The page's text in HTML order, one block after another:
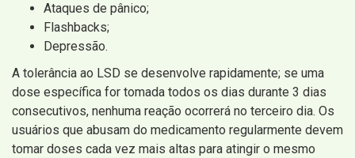
Ataques de pânico;
Flashbacks;
Depressão.
A tolerância ao LSD se desenvolve rapidamente; se uma
dose específica for tomada todos os dias durante 3 dias
consecutivos, nenhuma reação ocorrerá no terceiro dia. Os
usuários que abusam do medicamento regularmente devem
tomar doses cada vez mais altas para atingir o mesmo